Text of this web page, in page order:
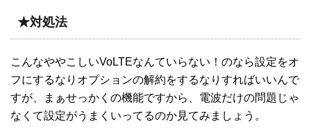
★対処法
こんなややこしいVoLTEなんていらない！のなら設定をオ
フにするなりオプションの解約をするなりすればいいんで
すが、まぁせっかくの機能ですから、電波だけの問題じゃ
なくて設定がうまくいってるのか見てみましょう。